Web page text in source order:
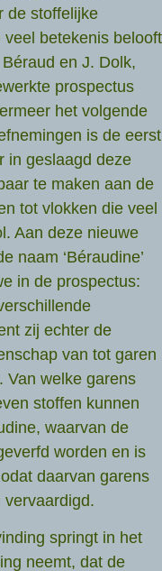
de stoffelijke
betekenis belooft
en J. Dolk,
prospectus
het volgende
is de eerst
in geslaagd deze
te maken aan de
tot vlokken die veel
Aan deze nieuwe
naam ‘Béraudine’
in de prospectus:
zij echter de
van tot garen
Van welke garens
stoffen kunnen
waarvan de
worden en is
daarvan garens
vervaardigd.
springt in het
neemt, dat de